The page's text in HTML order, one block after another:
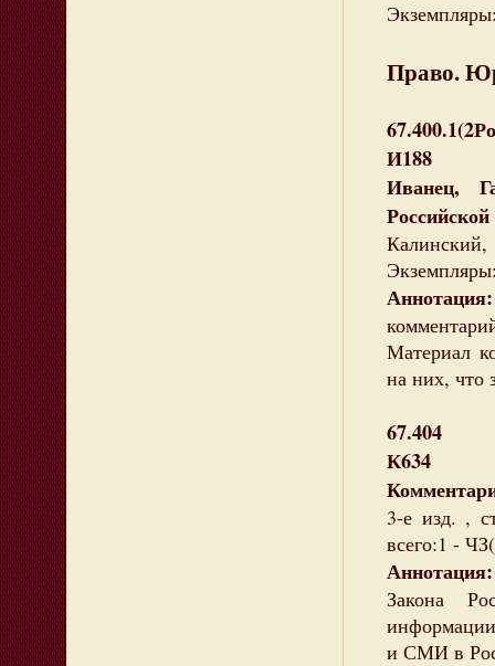
Право.
И188
Иванец,
Материал
на них, что
67.404
К634
3-е изд. ,
всего:1 -
Аннотация:
Закона
и СМИ в